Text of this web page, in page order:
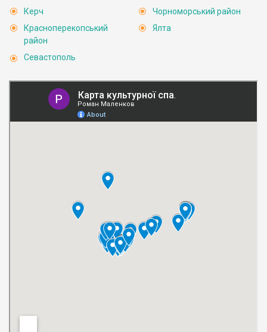
Керч
Красноперекопський
район
Севастополь
Чорноморський район
Ялта